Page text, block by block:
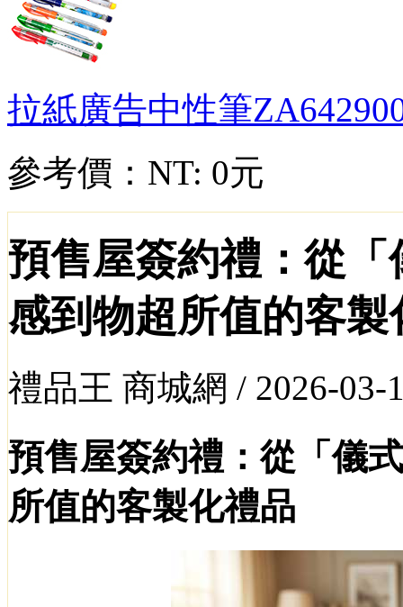
拉紙廣告中性筆
參考價： NT: 0元
預售屋簽約禮：從
感到物超所值的客製
禮品王 商城網 / 2026-03-
預售屋簽約禮：從「儀
所值的客製化禮品